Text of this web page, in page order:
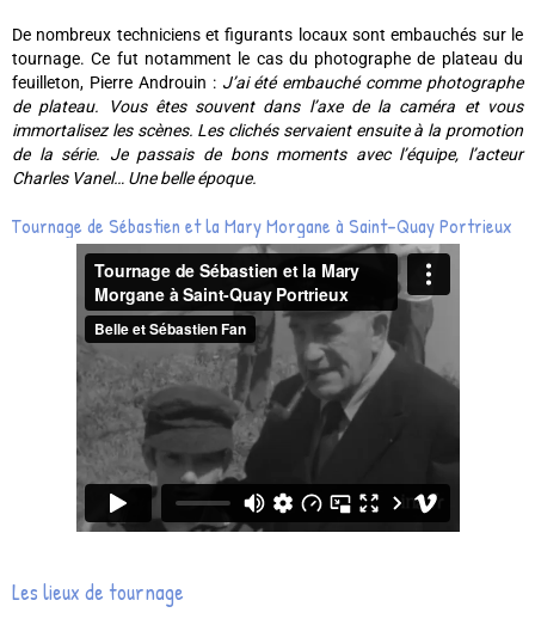
De nombreux techniciens et figurants locaux sont embauchés sur le
tournage. Ce fut notamment le cas du photographe de plateau du
feuilleton, Pierre Androuin : J’ai été embauché comme photographe
de plateau. Vous êtes souvent dans l’axe de la caméra et vous
immortalisez les scènes. Les clichés servaient ensuite à la promotion
de la série. Je passais de bons moments avec l’équipe, l’acteur
Charles Vanel… Une belle époque.
Tournage de Sébastien et la Mary Morgane à Saint-Quay Portrieux
Les lieux de tournage